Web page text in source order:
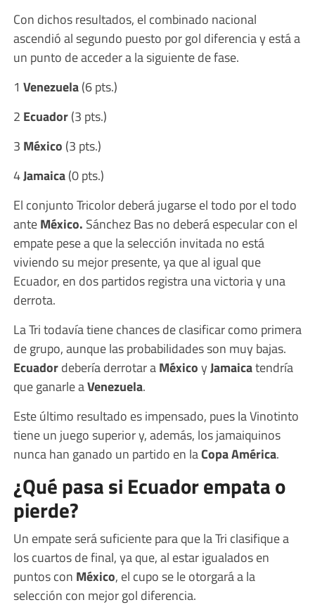
Con dichos resultados, el combinado nacional
ascendió al segundo puesto por gol diferencia y está a
un punto de acceder a la siguiente de fase.
1 Venezuela(6 pts.)
2 Ecuador(3 pts.)
3 México (3 pts.)
4Jamaica(0 pts.)
El conjunto Tricolor deberá jugarse el todo por el todo
anteMéxico. Sánchez Bas no deberá especular con el
empate pese a que la selección invitada no está
viviendo su mejor presente, ya que al igual que
Ecuador, en dos partidos registra una victoria y una
derrota.
La Tri todavía tiene chances de clasificar como primera
de grupo, aunque las probabilidades son muy bajas.
Ecuadordebería derrotar aMéxicoyJamaicatendría
que ganarle aVenezuela.
Este último resultado es impensado, pues la Vinotinto
tiene un juego superior y, además, los jamaiquinos
nunca han ganado un partido en laCopa América.
¿Qué pasa si Ecuador empata o
pierde?
Un empate será suficiente para que la Tri clasifique a
los cuartos de final, ya que, al estar igualados en
puntos con México, el cupo se le otorgará a la
selección con mejor gol diferencia.